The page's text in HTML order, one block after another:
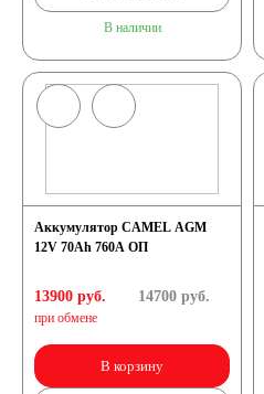
В наличии
Аккумулятор CAMEL AGM
12V 70Ah 760А ОП
13900 руб.
при обмене
14700руб.
В корзину